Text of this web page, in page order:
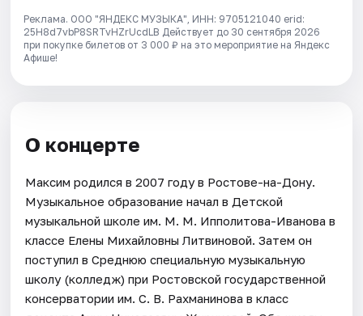
Реклама. ООО "ЯНДЕКС МУЗЫКА", ИНН: 9705121040 erid:
25H8d7vbP8SRTvHZrUcdLB Действует до 30 сентября 2026
при покупке билетов от 3 000 ₽ на это мероприятие на Яндекс
Афише!
О концерте
Максим родился в 2007 году в Ростове-на-Дону.
Музыкальное образование начал в Детской
музыкальной школе им. М. М. Ипполитова-Иванова в
классе Елены Михайловны Литвиновой. Затем он
поступил в Среднюю специальную музыкальную
школу (колледж) при Ростовской государственной
консерватории им. С. В. Рахманинова в класс